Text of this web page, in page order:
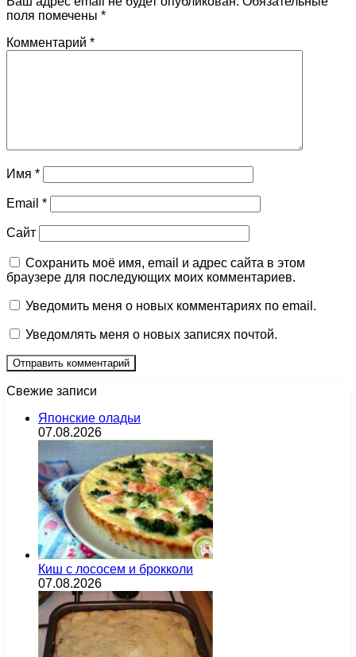
поля помечены *
Комментарий *
Имя *
Email *
Сайт
Сохранить моё имя, email и адрес сайта в этом
браузере для последующих моих комментариев.
Уведомить меня о новых комментариях по email.
Уведомлять меня о новых записях почтой.
Свежие записи
Японские оладьи
07.08.2026
Киш с лососем и брокколи
07.08.2026